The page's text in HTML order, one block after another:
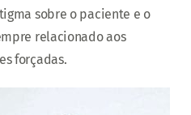
sobre o paciente e o
relacionado aos
forçadas.